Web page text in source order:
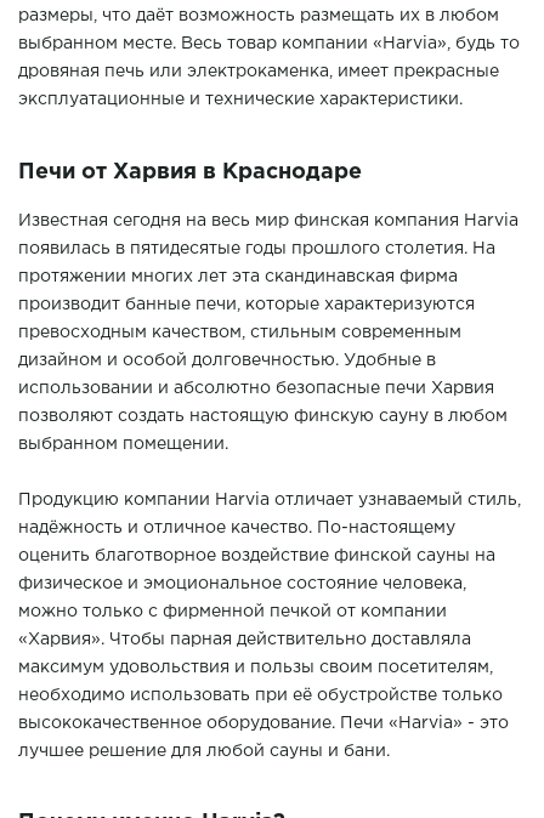
размеры, что даёт возможность размещать их в любом
выбранном месте. Весь товар компании «Harvia», будь то
дровяная печь или электрокаменка, имеет прекрасные
эксплуатационные и технические характеристики.
Печи от Харвия в Краснодаре
Известная сегодня на весь мир финская компания Harvia
появилась в пятидесятые годы прошлого столетия. На
протяжении многих лет эта скандинавская фирма
производит банные печи, которые характеризуются
превосходным качеством, стильным современным
дизайном и особой долговечностью. Удобные в
использовании и абсолютно безопасные печи Харвия
позволяют создать настоящую финскую сауну в любом
выбранном помещении.
Продукцию компании Harvia отличает узнаваемый стиль,
надёжность и отличное качество. По-настоящему
оценить благотворное воздействие финской сауны на
физическое и эмоциональное состояние человека,
можно только с фирменной печкой от компании
«Харвия». Чтобы парная действительно доставляла
максимум удовольствия и пользы своим посетителям,
необходимо использовать при её обустройстве только
высококачественное оборудование. Печи «Harvia» - это
лучшее решение для любой сауны и бани.